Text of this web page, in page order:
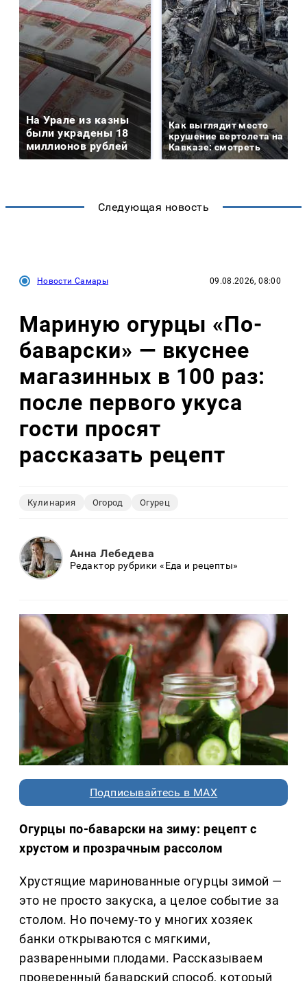
На Урале из казны
были украдены 18
миллионов рублей
Как выглядит место
крушение вертолета на
Кавказе: смотреть
Следующая новость
Новости Самары 09.08.2026, 08:00
Мариную огурцы «По-
баварски» — вкуснее
магазинных в 100 раз:
после первого укуса
гости просят
рассказать рецепт
Кулинария Огород Огурец
Анна Лебедева
Редактор рубрики «Еда и рецепты»
Подписывайтесь в MAX
Огурцы по-баварски на зиму: рецепт с
хрустом и прозрачным рассолом
Хрустящие маринованные огурцы зимой —
это не просто закуска, а целое событие за
столом. Но почему-то у многих хозяек
банки открываются с мягкими,
разваренными плодами. Рассказываем
проверенный баварский способ, который